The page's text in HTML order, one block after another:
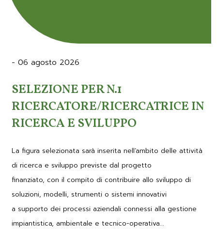
- 06 agosto 2026
SELEZIONE PER N.1
RICERCATORE/RICERCATRICE IN
RICERCA E SVILUPPO
La figura selezionata sarà inserita nell’ambito delle attività
di ricerca e sviluppo previste dal progetto
finanziato, con il compito di contribuire allo sviluppo di
soluzioni, modelli, strumenti o sistemi innovativi
a supporto dei processi aziendali connessi alla gestione
impiantistica, ambientale e tecnico-operativa...